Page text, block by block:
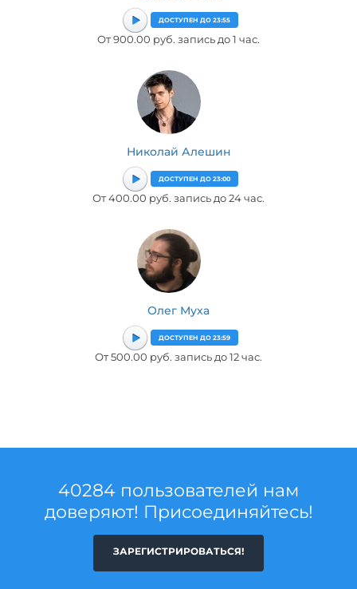
ДОСТУПЕН ДО 23:55
От 900.00 руб. запись до 1 час.
Николай Алешин
ДОСТУПЕН ДО 23:00
От 400.00 руб. запись до 24 час.
Олег Муха
ДОСТУПЕН ДО 23:59
От 500.00 руб. запись до 12 час.
40284 пользователей нам
доверяют! Присоединяйтесь!
ЗАРЕГИСТРИРОВАТЬСЯ!